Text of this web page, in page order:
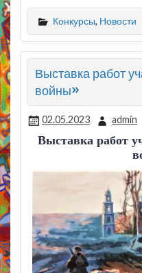
Конкурсы, Новости
Выставка работ
войны»
02.05.2023 admin
Выставка работ